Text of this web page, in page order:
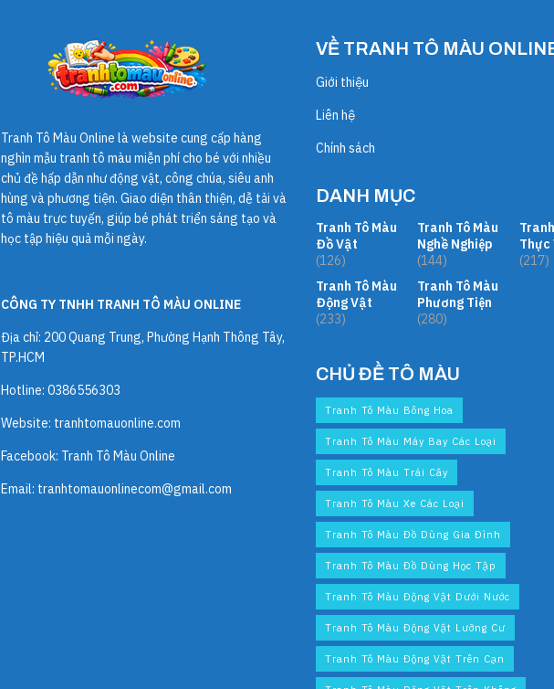
Tranh Tô Màu Online là website cung cấp hàng
nghìn mẫu tranh tô màu miễn phí cho bé với nhiều
chủ đề hấp dẫn như động vật, công chúa, siêu anh
hùng và phương tiện. Giao diện thân thiện, dễ tải và
tô màu trực tuyến, giúp bé phát triển sáng tạo và
học tập hiệu quả mỗi ngày.
CÔNG TY TNHH TRANH TÔ MÀU ONLINE
Địa chỉ: 200 Quang Trung, Phường Hạnh Thông Tây,
TP.HCM
Hotline: 0386556303
Website: tranhtomauonline.com
Facebook: Tranh Tô Màu Online
Email: tranhtomauonlinecom@gmail.com
VỀ TRANH TÔ MÀU
Giới thiệu
Liên hệ
Chính sách
DANH MỤC
Tranh Tô Màu
Đồ Vật
(126)
Tranh Tô Màu
Động Vật
(233)
Tranh Tô Màu
Nghề Nghiệp
(144)
Tranh Tô Màu
Phương Tiện
(280)
Thực
(217)
CHỦ ĐỀ TÔ MÀU
Tranh Tô Màu Bông Hoa
Tranh Tô Màu Máy Bay Các Loại
Tranh Tô Màu Trái Cây
Tranh Tô Màu Xe Các Loại
Tranh Tô Màu Đồ Dùng Gia Đình
Tranh Tô Màu Đồ Dùng Học Tập
Tranh Tô Màu Động Vật Dưới Nước
Tranh Tô Màu Động Vật Lưỡng Cư
Tranh Tô Màu Động Vật Trên Cạn